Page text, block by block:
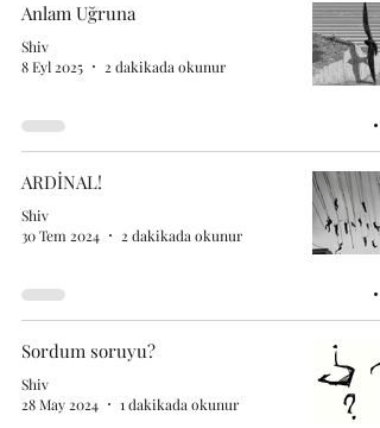
Anlam Uğruna
Shiv
8 Eyl 2025
2 dakikada okunur
ARDİNAL!
Shiv
30 Tem 2024
2 dakikada okunur
Sordum soruyu?
Shiv
28 May 2024
1 dakikada okunur